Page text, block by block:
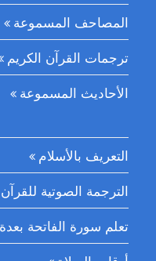
المصاحف المسموعة
ترجمات القرآن الكريم
الأحاديث المسموعة
التعريف بالأسلام
الترجمة الصوتية
تعلم سورة الفاتحة